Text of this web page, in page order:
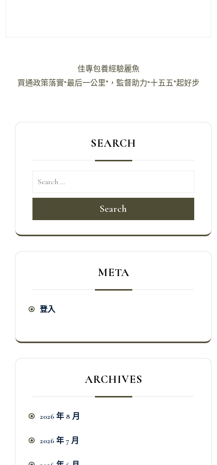
佳專包養經驗麗魚
買通政策落實“最后一公里”，監督助力“十五五”起好步
SEARCH
Search
META
登入
ARCHIVES
2026 年 8 月
2026 年 7 月